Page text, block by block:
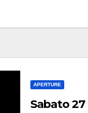
APERTURE
Sabato